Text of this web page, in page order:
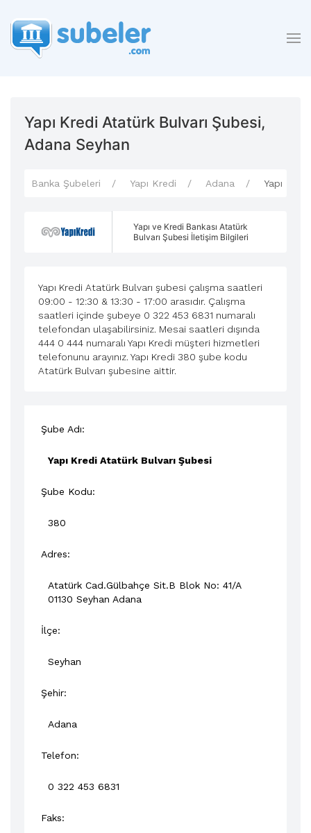
Yapı Kredi Atatürk Bulvarı Şubesi,
Adana Seyhan
Banka Şubeleri Yapı Kredi Adana Yapı
Yapı ve Kredi Bankası Atatürk
Bulvarı Şubesi İletişim Bilgileri
Yapı Kredi Atatürk Bulvarı şubesi çalışma saatleri
09:00 - 12:30 & 13:30 - 17:00 arasıdır. Çalışma
saatleri içinde şubeye 0 322 453 6831 numaralı
telefondan ulaşabilirsiniz. Mesai saatleri dışında
444 0 444 numaralı Yapı Kredi müşteri hizmetleri
telefonunu arayınız. Yapı Kredi 380 şube kodu
Atatürk Bulvarı şubesine aittir.
Şube Adı:
Yapı Kredi Atatürk Bulvarı Şubesi
Şube Kodu:
380
Adres:
Atatürk Cad.Gülbahçe Sit.B Blok No: 41/A
01130 Seyhan Adana
İlçe:
Seyhan
Şehir:
Adana
Telefon:
0 322 453 6831
Faks: